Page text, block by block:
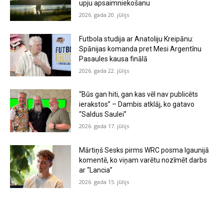
upju apsaimniekošanu
2026. gada 20. jūlijs
Futbola studija ar Anatoliju Kreipānu:
Spānijas komanda pret Mesi Argentīnu
Pasaules kausa finālā
2026. gada 22. jūlijs
“Būs gan hiti, gan kas vēl nav publicēts
ierakstos” – Dambis atklāj, ko gatavo
“Saldus Saulei”
2026. gada 17. jūlijs
Mārtiņš Sesks pirms WRC posma Igaunijā
komentē, ko viņam varētu nozīmēt darbs
ar “Lancia”
2026. gada 15. jūlijs